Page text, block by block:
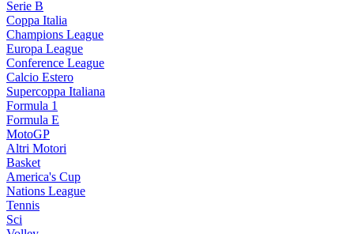
Serie B
Coppa Italia
Champions League
Europa League
Conference League
Calcio Estero
Supercoppa Italiana
Formula 1
Formula E
MotoGP
Altri Motori
Basket
America's Cup
Nations League
Tennis
Sci